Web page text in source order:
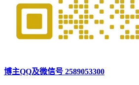
博主QQ及微信号 2589053300